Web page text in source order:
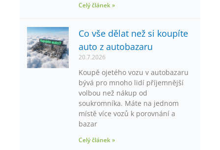
Celý článek »
Co vše dělat než si koupíte
auto z autobazaru
20.7.2026
Koupě ojetého vozu v autobazaru
bývá pro mnoho lidí příjemnější
volbou než nákup od
soukromníka. Máte na jednom
místě více vozů k porovnání a
bazar
Celý článek »